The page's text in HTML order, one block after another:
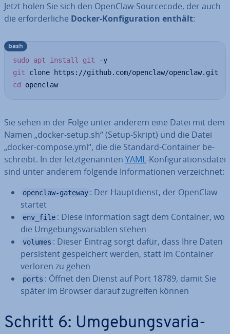
Jetzt holen Sie sich den OpenClaw-Source­code, der auch
die er­for­der­li­che Docker-Kon­fi­gu­ra­ti­on enthält:
sudo apt install git
git
cd
openclaw
bash
Sie sehen in der Folge unter anderem eine Datei mit dem
Namen „docker-setup.sh“ (Setup-Skript) und die Datei
„docker-compose.yml“, die die Standard-Container be­
schreibt. In der letzt­ge­nann­ten YAML-Kon­fi­gu­ra­ti­ons­da­tei
sind unter anderem folgende In­for­ma­tio­nen ver­zeich­net:
openclaw-gateway : Der Haupt­dienst, der OpenClaw
startet
env_file : Diese In­for­ma­ti­on sagt dem Container, wo
die Um­ge­bungs­va­ria­blen stehen
volumes : Dieser Eintrag sorgt dafür, dass Ihre Daten
per­sis­tent ge­spei­chert werden, statt im Container
verloren zu gehen
ports : Öffnet den Dienst auf Port 18789, damit Sie
später im Browser darauf zugreifen können
Schritt 6: Um­ge­bungs­va­ria­